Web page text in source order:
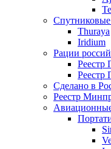
Thuraya
Iridium
Рации
Сделано в
Реестр